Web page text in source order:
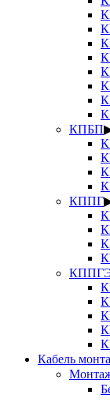
КПБП
КППГ
Кабель